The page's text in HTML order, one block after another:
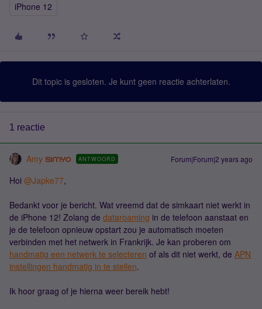
iPhone 12
Dit topic is gesloten. Je kunt geen reactie achterlaten.
1 reactie
Amy ANTWOORD Forum|Forum|2 years ago
Hoi @Japke77,
Bedankt voor je bericht. Wat vreemd dat de simkaart niet werkt in
de iPhone 12! Zolang de dataroaming in de telefoon aanstaat en
je de telefoon opnieuw opstart zou je automatisch moeten
verbinden met het netwerk in Frankrijk. Je kan proberen om
handmatig een netwerk te selecteren of als dit niet werkt, de APN
instellingen handmatig in te stellen.
Ik hoor graag of je hierna weer bereik hebt!